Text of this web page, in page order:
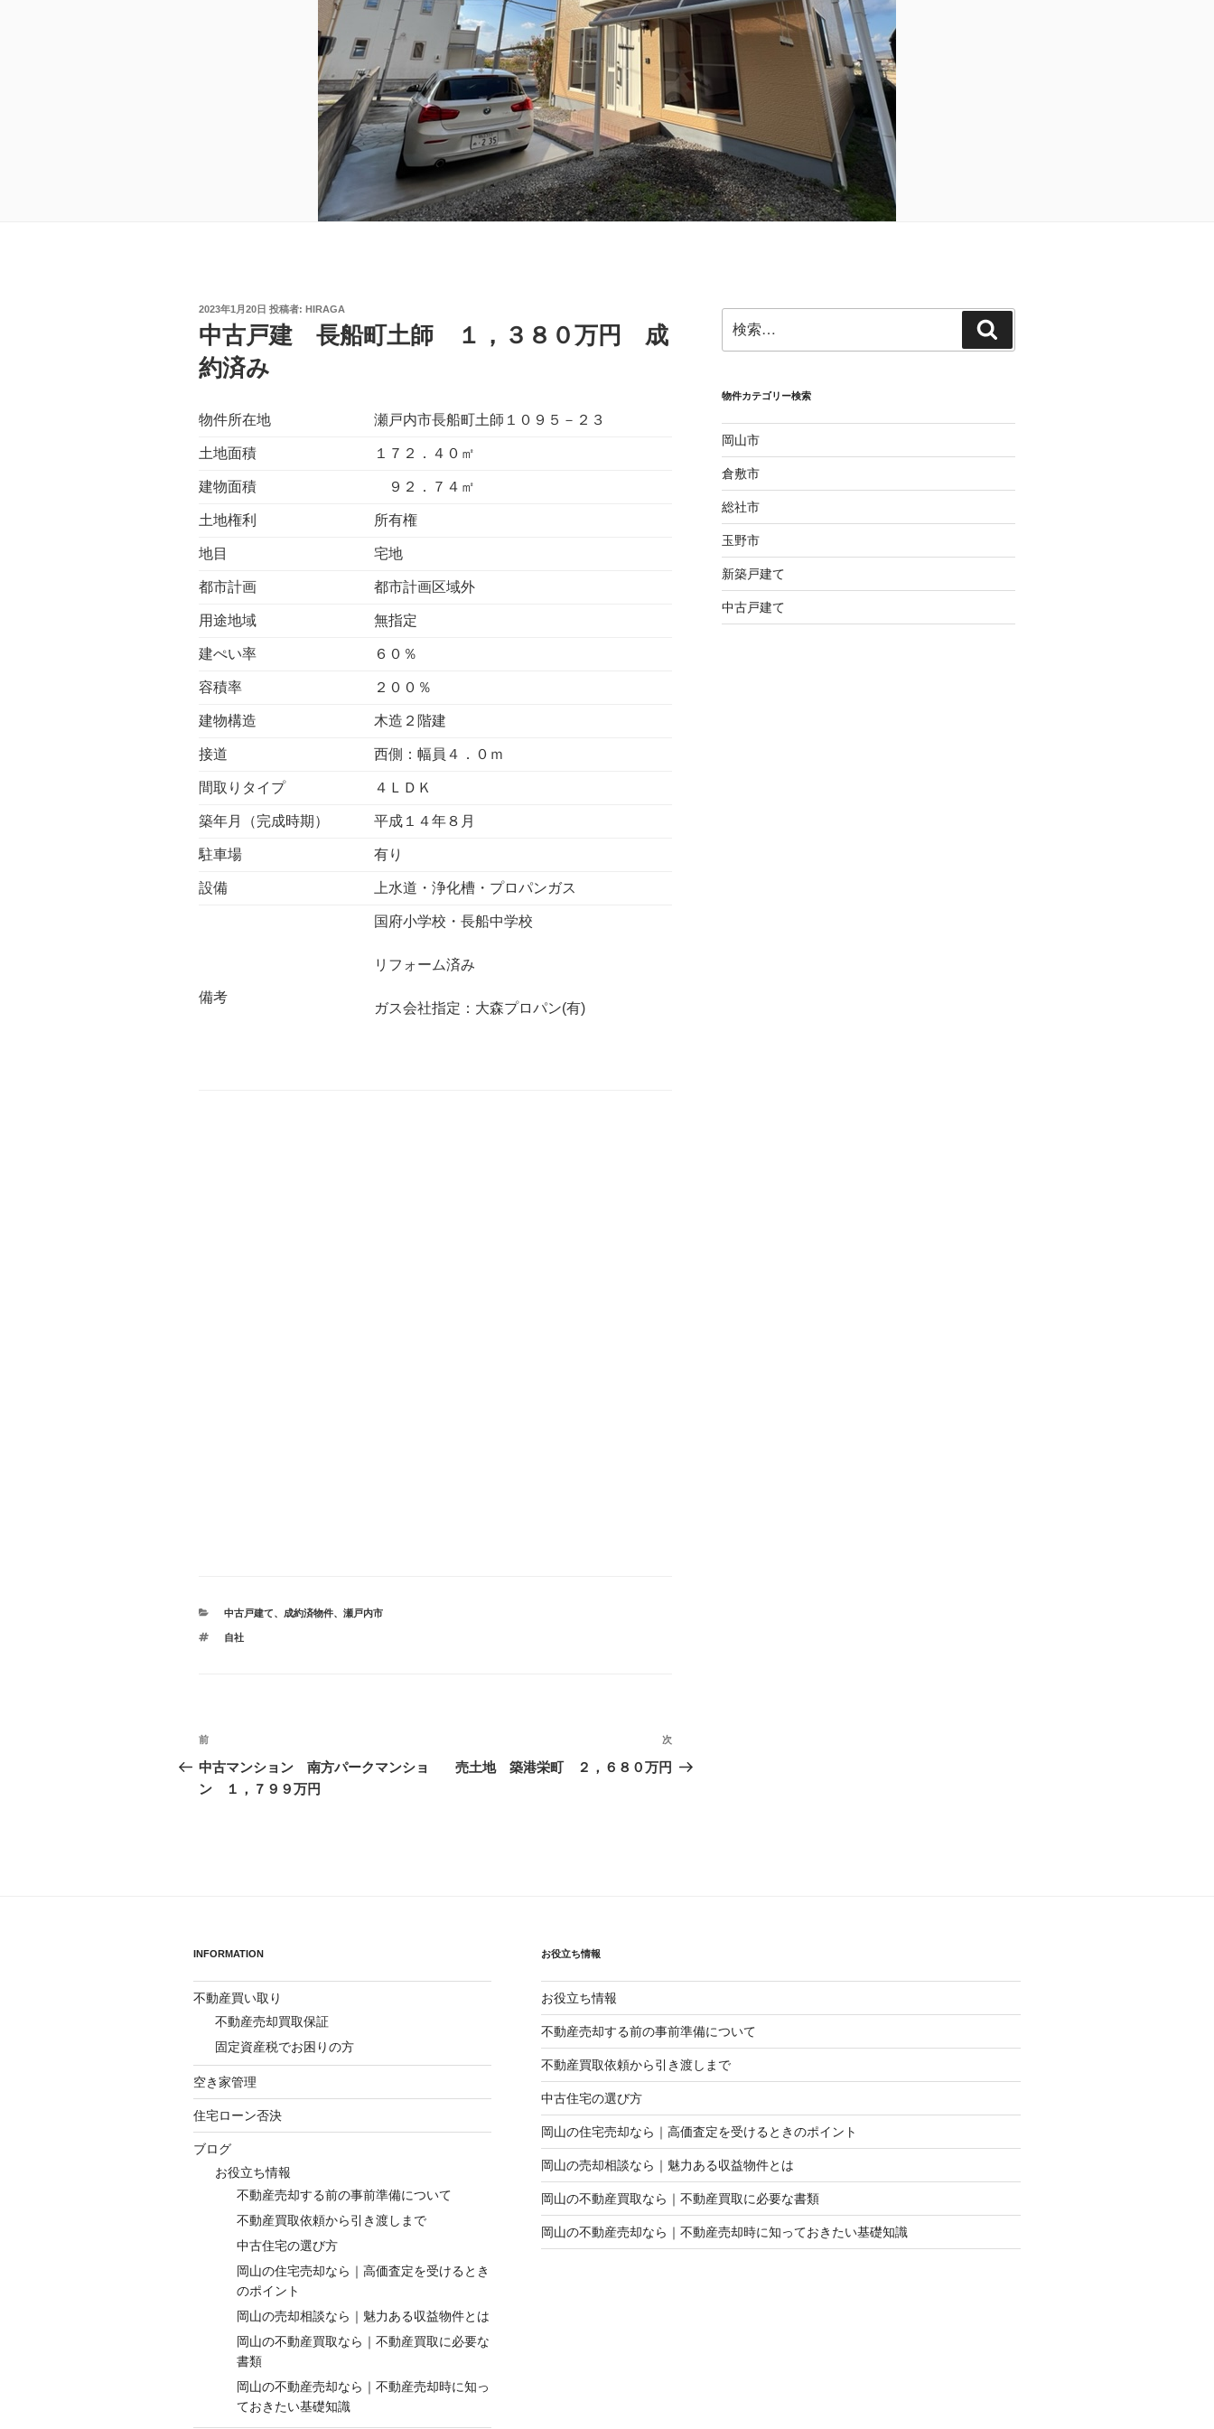
投
日:
2023年1月20日 投稿者: HIRAGA
中古戸建 長船町土師 １，３８０万円 成
約済み
物件所在地 瀬戸内市長船町土師１０９５－２３
土地面積 １７２．４０㎡
建物面積 ９２．７４㎡
土地権利 所有権
地目 宅地
都市計画 都市計画区域外
用途地域 無指定
建ぺい率 ６０％
容積率 ２００％
建物構造 木造２階建
接道 西側：幅員４．０ｍ
間取りタイプ ４ＬＤＫ
築年月（完成時期） 平成１４年８月
駐車場 有り
設備 上水道・浄化槽・プロパンガス
備考
国府小学校・長船中学校
リフォーム済み
ガス会社指定：大森プロパン(有)
カ
ゴ
中古戸建て、 成約済物件、 瀬戸内市
タ
自社
投
稿
ナ
ョ
ン
前
の
投
前
中古マンション 南方パークマンショ
ン １，７９９万円
次
の
次
売土地 築港栄町 ２，６８０万円
索:
索
物件カテゴリー検索
岡山市
倉敷市
総社市
玉野市
新築戸建て
中古戸建て
INFORMATION
不動産買い取り
不動産売却買取保証
固定資産税でお困りの方
空き家管理
住宅ローン否決
ブログ
お役立ち情報
不動産売却する前の事前準備について
不動産買取依頼から引き渡しまで
中古住宅の選び方
岡山の住宅売却なら｜高価査定を受けるとき
のポイント
岡山の売却相談なら｜魅力ある収益物件とは
岡山の不動産買取なら｜不動産買取に必要な
書類
岡山の不動産売却なら｜不動産売却時に知っ
ておきたい基礎知識
お役立ち情報
お役立ち情報
不動産売却する前の事前準備について
不動産買取依頼から引き渡しまで
中古住宅の選び方
岡山の住宅売却なら｜高価査定を受けるときのポイント
岡山の売却相談なら｜魅力ある収益物件とは
岡山の不動産買取なら｜不動産買取に必要な書類
岡山の不動産売却なら｜不動産売却時に知っておきたい基礎知識